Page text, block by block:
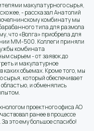
макулатурного сырья,
- рассказал Анатолий
комбинату мы
типа для размола
что «Волга» приобрела для
ММ-500. Коллеги приняли
комбината
сырьем - от заявок до
и макулатурное
каких объемах. Кроме того, мы
который обеспечивает
и обменялись
проектного офиса АО
ранее в процессе
это ему большое спасибо!